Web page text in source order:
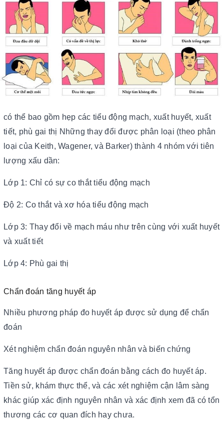
có thể bao gồm hẹp các tiểu động mạch, xuất huyết, xuất
tiết, phù gai thị Những thay đổi được phân loại (theo phân
loại của Keith, Wagener, và Barker) thành 4 nhóm với tiên
lượng xấu dần:
Lớp 1: Chỉ có sự co thắt tiểu động mạch
Độ 2: Co thắt và xơ hóa tiểu động mạch
Lớp 3: Thay đổi về mạch máu như trên cùng với xuất huyết
và xuất tiết
Lớp 4: Phù gai thị
Chẩn đoán tăng huyết áp
Nhiều phương pháp đo huyết áp được sử dụng để chẩn
đoán
Xét nghiệm chẩn đoán nguyên nhân và biến chứng
Tăng huyết áp được chẩn đoán bằng cách đo huyết áp.
Tiền sử, khám thực thể, và các xét nghiệm cận lâm sàng
khác giúp xác định nguyên nhân và xác định xem đã có tổn
thương các cơ quan đích hay chưa.